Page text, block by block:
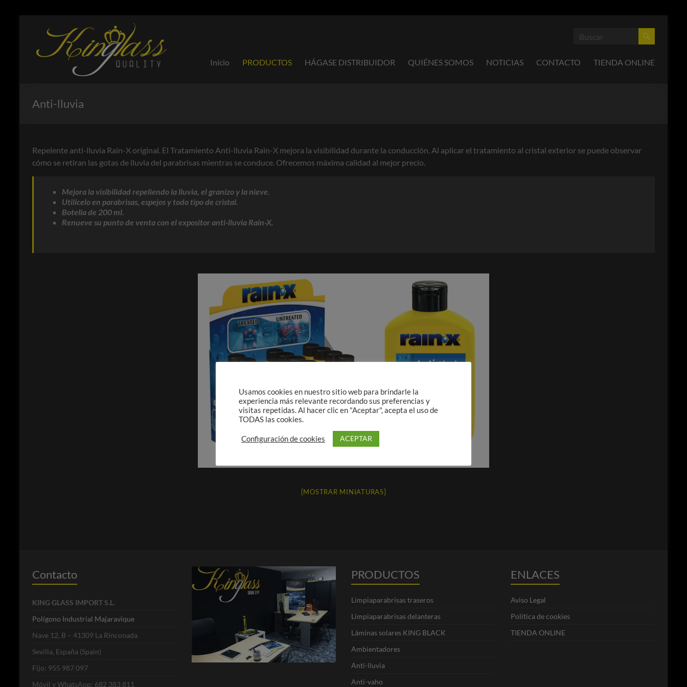
contenidoKinglass
Productos
enfocados
a la
Inicio PRODUCTOS HÁGASE DISTRIBUIDOR QUIÉNES SOMOS NOTICIAS CONTACTO TIENDA ONLINE
Anti-lluvia
Repelente anti-lluvia Rain-X original. El Tratamiento Anti-lluvia Rain-X mejora la visibilidad durante la conducción. Al aplicar el tratamiento al cristal exterior se puede observar
cómo se retiran las gotas de lluvia del parabrisas mientras se conduce. Ofrecemos máxima calidad al mejor precio.
Mejora la visibilidad repeliendo la lluvia, el granizo y la nieve.
Utilícelo en parabrisas, espejos y todo tipo de cristal.
Botella de 200 ml.
Renueve su punto de venta con el expositor anti-lluvia Rain-X.
[MOSTRAR MINIATURAS]
Contacto
KING GLASS IMPORT S.L.
Polígono Industrial Majaravique
Nave 12, B – 41309 La Rinconada
Sevilla, España (Spain)
Fijo: 955 987 097
Móvil y WhatsApp: 682 383 811
PRODUCTOS
Limpiaparabrisas traseros
Limpiaparabrisas delanteras
Láminas solares KING BLACK
Ambientadores
Anti-lluvia
Anti-vaho
ENLACES
Aviso Legal
Política de cookies
TIENDA ONLINE
Usamos cookies en nuestro sitio web para brindarle la
experiencia más relevante recordando sus preferencias y
visitas repetidas. Al hacer clic en "Aceptar", acepta el uso de
TODAS las cookies.
Configuración de cookies ACEPTAR